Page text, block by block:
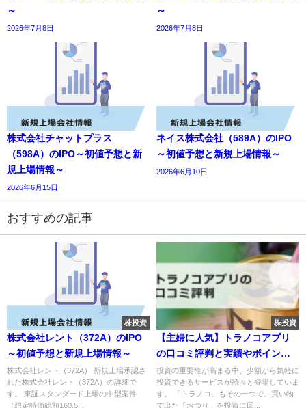
～
2026年7月8日
～
2026年7月8日
株式会社チャットプラス
（598A）のIPO～初値予想と新
規上場情報～
2026年6月15日
ネイス株式会社（589A）のIPO
～初値予想と新規上場情報～
2026年6月10日
おすすめの記事
株投資
株式会社レント（372A）のIPO
～初値予想と新規上場情報～
株式会社レント（372A） 新規上場承認さ
れた株式会社レント（372A）の詳細で
す。 東証スタンダード上場の中型案件
（想定時価総額160.5...
株投資
【主婦に人気】トラノコアプリ
の口コミ評判と実績やポイント
投資のやり方を紹介
投資の重要性が高まる中、少額から気軽に
投資できるサービスが続々と登場していま
す。 「トラノコ」もその一つで、買い物
で出た「おつり」を投資に回...